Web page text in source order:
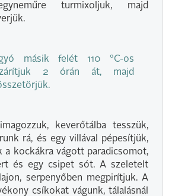
turmixoljuk, majd
másik felét 110 °C-os
2 órán át, majd
keverőtálba tesszük,
rá, és egy villával pépesítjük,
a kockákra vágott paradicsomot,
és egy csipet sót. A szeletelt
serpenyőben megpirítjuk. A
csíkokat vágunk, tálalásnál